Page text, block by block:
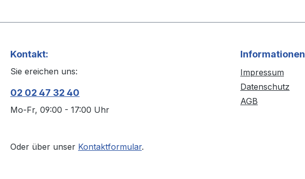
Kontakt:
Sie ereichen uns:
02 02 47 32 40
Mo-Fr, 09:00 - 17:00 Uhr
Oder über unser Kontaktformular.
Informationen
Impressum
Datenschutz
AGB